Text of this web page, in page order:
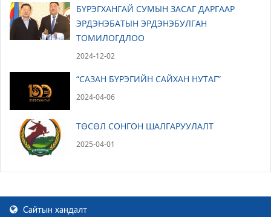
БҮРЭГХАНГАЙ СУМЫН ЗАСАГ ДАРГААР
ЭРДЭНЭБАТЫН ЭРДЭНЭБУЛГАН
ТОМИЛОГДЛОО
2024-12-02
“САЗАН БҮРЭГИЙН САЙХАН НУТАГ”
2024-04-06
ТӨСӨЛ СОНГОН ШАЛГАРУУЛАЛТ
2025-04-01
Сайтын хандалт